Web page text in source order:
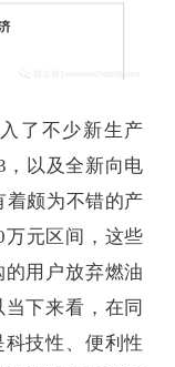
了不少新生产
，以及全新向电
着颇为不错的产
元区间，这些
用户放弃燃油
下来看，在同
技性、便利性